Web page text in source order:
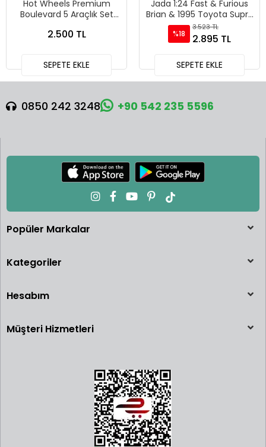
Hot Wheels Premium
Boulevard 5 Araçlık Set
2.500 TL
SEPETE EKLE
Jada 1:24 Fast & Furious
Brian & 1995 Toyota Supra
Diecast Model Araba -
30738
%18
3.523 TL
2.895 TL
SEPETE EKLE
0850 242 3248 +90 542 235 5596
Popüler Markalar
Kategoriler
Hesabım
Müşteri Hizmetleri